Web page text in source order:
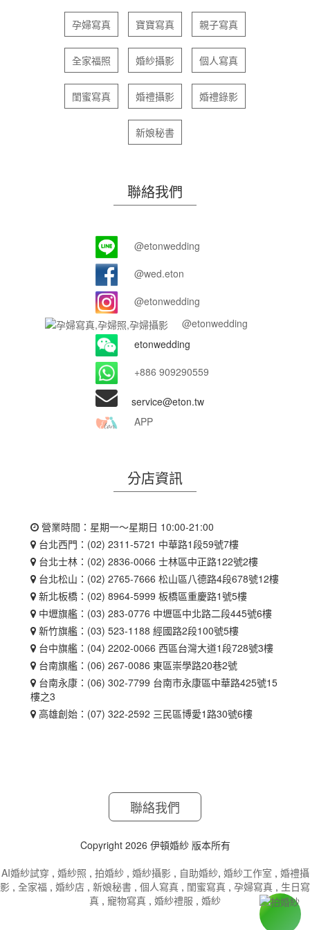
孕婦寫真 寶寶寫真 親子寫真
全家福照 婚紗攝影 個人寫真
閨蜜寫真 婚禮攝影 婚禮錄影
新娘秘書
聯絡我們
@etonwedding
@wed.eton
@etonwedding
@etonwedding
etonwedding
+886 909290559
service@eton.tw
APP
分店資訊
營業時間：星期一～星期日 10:00-21:00
台北西門：(02) 2311-5721 中華路1段59號7樓
台北士林：(02) 2836-0066 士林區中正路122號2樓
台北松山：(02) 2765-7666 松山區八德路4段678號12樓
新北板橋：(02) 8964-5999 板橋區重慶路1號5樓
中壢旗艦：(03) 283-0776 中壢區中北路二段445號6樓
新竹旗艦：(03) 523-1188 經國路2段100號5樓
台中旗艦：(04) 2202-0066 西區台灣大道1段728號3樓
台南旗艦：(06) 267-0086 東區崇學路20巷2號
台南永康：(06) 302-7799 台南市永康區中華路425號15
樓之3
高雄創始：(07) 322-2592 三民區博愛1路30號6樓
聯絡我們
Copyright 2026 伊頓婚紗 版本所有
AI婚紗試穿 , 婚紗照 , 拍婚紗, 婚紗攝影, 自助婚紗, 婚紗工作室 , 婚禮攝
影 , 全家福 , 婚紗店 , 新娘秘書 , 個人寫真 , 閨蜜寫真 , 孕婦寫真 , 生日寫
真 , 寵物寫真 , 婚紗禮服 , 婚紗